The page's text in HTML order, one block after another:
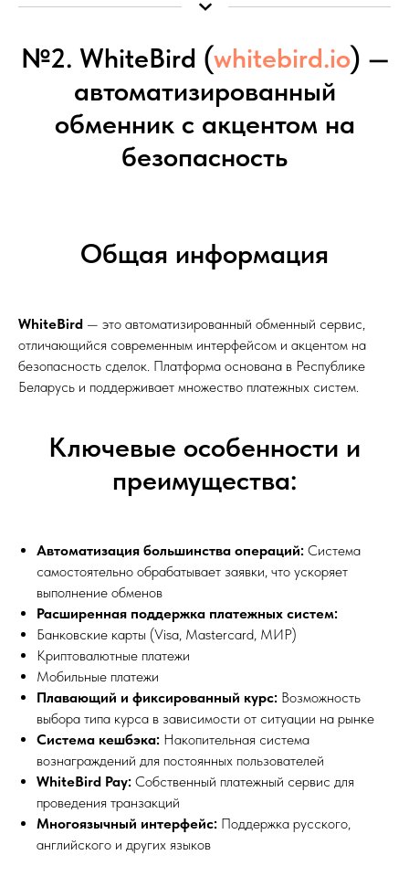
№2. WhiteBird (whitebird.io) —
автоматизированный
обменник с акцентом на
безопасность
Общая информация
WhiteBird — это автоматизированный обменный сервис,
отличающийся современным интерфейсом и акцентом на
безопасность сделок. Платформа основана в Республике
Беларусь и поддерживает множество платежных систем.
Ключевые особенности и
преимущества:
Автоматизация большинства операций: Система
самостоятельно обрабатывает заявки, что ускоряет
выполнение обменов
Расширенная поддержка платежных систем:
Банковские карты (Visa, Mastercard, МИР)
Криптовалютные платежи
Мобильные платежи
Плавающий и фиксированный курс: Возможность
выбора типа курса в зависимости от ситуации на рынке
Система кешбэка: Накопительная система
вознаграждений для постоянных пользователей
WhiteBird Pay: Собственный платежный сервис для
проведения транзакций
Многоязычный интерфейс: Поддержка русского,
английского и других языков